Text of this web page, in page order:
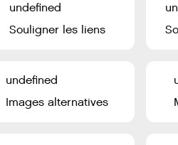
undefined
Souligner les liens
undefined
Images alternatives